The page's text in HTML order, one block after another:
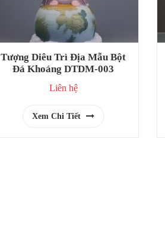
Tượng Diêu Trì Địa Mẫu Bột
Đá Khoáng DTDM-003
Liên hệ
Xem Chi Tiết